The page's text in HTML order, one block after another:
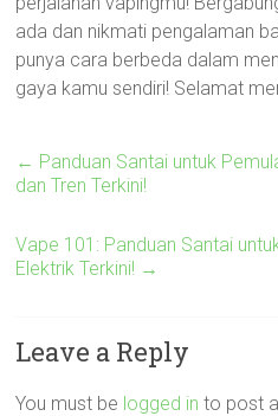
ada dan nikmati pengalaman
punya cara berbeda dalam
gaya kamu sendiri! Selamat
← Panduan Santai untuk
dan Tren Terkini!
Vape 101: Panduan Santai
Elektrik Terkini! →
Leave a Reply
You must be logged in to post